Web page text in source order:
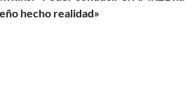
hecho realidad»